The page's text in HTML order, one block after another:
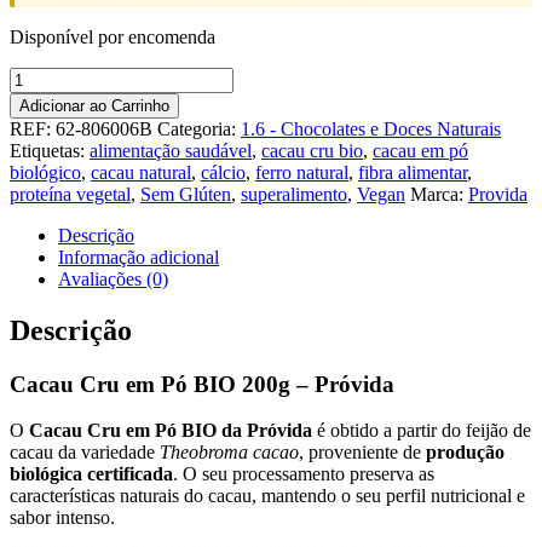
Disponível por encomenda
Quantidade
de
Cacau
em
Pó
(
Cru
BIO
Próvida
Adicionar ao Carrinho
REF: 62-806006B Categoria: 1.6 - Chocolates e Doces Naturais
Etiquetas: alimentação saudável, cacau cru bio, cacau em pó
biológico, cacau natural, cálcio, ferro natural, fibra alimentar,
proteína vegetal, Sem Glúten, superalimento, Vegan Marca: Provida
Descrição
Informação adicional
Avaliações (0)
Descrição
Cacau Cru em Pó BIO 200g – Próvida
O Cacau Cru em Pó BIO da Próvida é obtido a partir do feijão de
cacau da variedade Theobroma cacao, proveniente de produção
biológica certificada. O seu processamento preserva as
características naturais do cacau, mantendo o seu perfil nutricional e
sabor intenso.